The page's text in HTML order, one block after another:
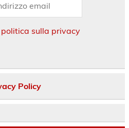
sulla privacy
Policy